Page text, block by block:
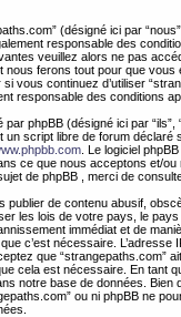
(désigné ici par
responsable des
veuillez alors ne pas
nous ferons tout pour que
vous continuez d’utiliser
responsable des conditions
phpBB (désigné ici par “ils”,
un script libre de forum déclaré
. Le logiciel
ce que nous acceptons et/
de phpBB , merci de
publier de contenu abusif,
les lois de votre pays, le
immédiat et de
c’est nécessaire.
que “strangepaths.com”
cela est nécessaire. En tant
notre base de données.
ou ni phpBB ne